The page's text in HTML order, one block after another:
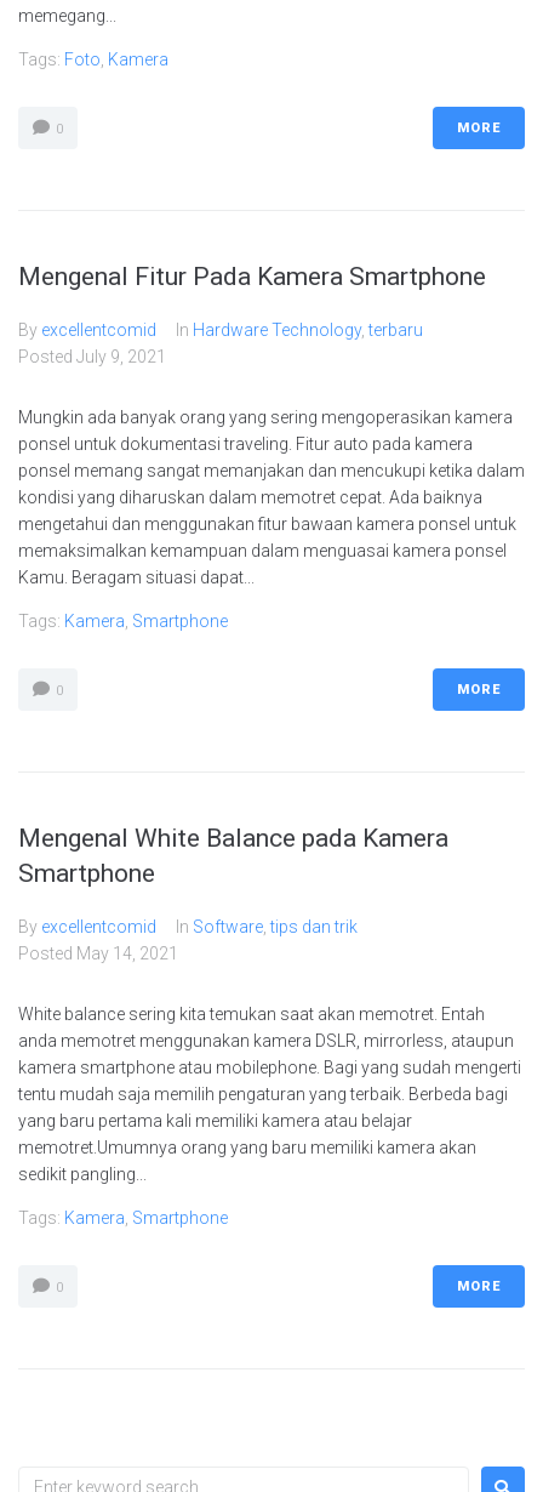
memegang...
Tags: Foto Kamera
0 MORE
Mengenal Fitur Pada Kamera Smartphone
By excellentcomid In Hardware Technology,terbaru
Posted July 9, 2021
Mungkin ada banyak orang yang sering mengoperasikan kamera
ponsel untuk dokumentasi traveling. Fitur auto pada kamera
ponsel memang sangat memanjakan dan mencukupi ketika dalam
kondisi yang diharuskan dalam memotret cepat. Ada baiknya
mengetahui dan menggunakan fitur bawaan kamera ponsel untuk
memaksimalkan kemampuan dalam menguasai kamera ponsel
Kamu. Beragam situasi dapat...
Tags: Kamera Smartphone
0 MORE
Mengenal White Balance pada Kamera
Smartphone
By excellentcomid In Software ,tips dan trik
Posted May 14, 2021
White balance sering kita temukan saat akan memotret. Entah
anda memotret menggunakan kamera DSLR, mirrorless, ataupun
kamera smartphone atau mobilephone. Bagi yang sudah mengerti
tentu mudah saja memilih pengaturan yang terbaik. Berbeda bagi
yang baru pertama kali memiliki kamera atau belajar
memotret.Umumnya orang yang baru memiliki kamera akan
sedikit pangling...
Tags: Kamera Smartphone
0 MORE